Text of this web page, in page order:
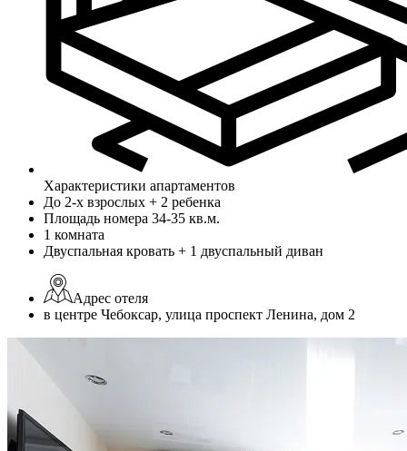
Характеристики апартаментов
До 2-х взрослых + 2 ребенка
Площадь номера 34-35 кв.м.
1 комната
Двуспальная кровать + 1 двуспальный диван
Адрес отеля
в центре Чебоксар, улица проспект Ленина, дом 2